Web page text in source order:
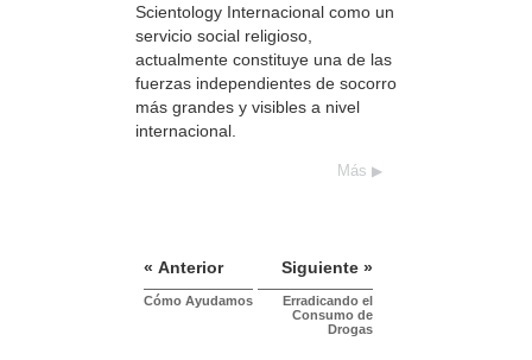
Scientology Internacional como un
servicio social religioso,
actualmente constituye una de las
fuerzas independientes de socorro
más grandes y visibles a nivel
internacional.
Más
« Anterior
Cómo Ayudamos
Siguiente »
Erradicando el
Consumo de
Drogas